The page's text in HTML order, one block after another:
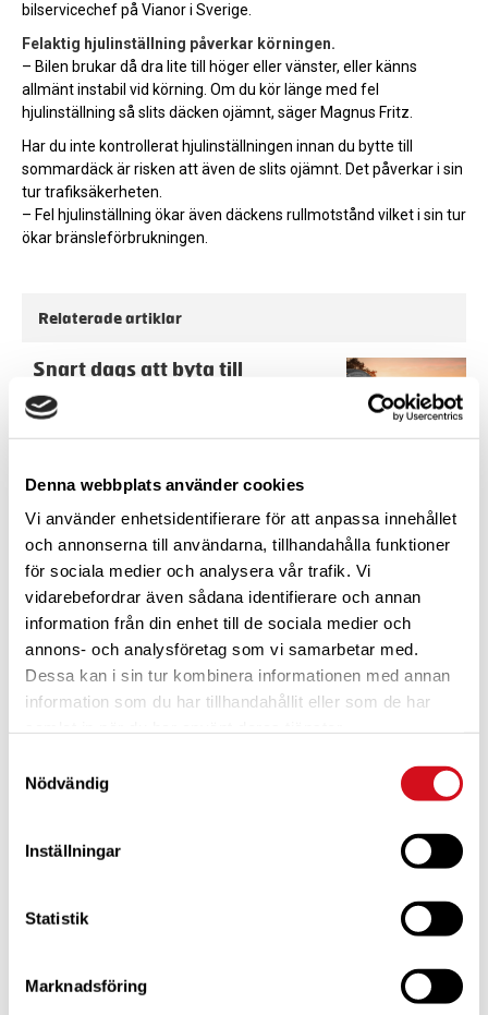
Denna webbplats använder cookies
Vi använder enhetsidentifierare för att anpassa innehållet
och annonserna till användarna, tillhandahålla funktioner
för sociala medier och analysera vår trafik. Vi
vidarebefordrar även sådana identifierare och annan
information från din enhet till de sociala medier och
annons- och analysföretag som vi samarbetar med.
Dessa kan i sin tur kombinera informationen med annan
information som du har tillhandahållit eller som de har
Nödvändig
Inställningar
Statistik
Marknadsföring
bilservicechef på Vianor i Sverige.
Felaktig hjulinställning påverkar körningen.
– Bilen brukar då dra lite till höger eller vänster, eller känns
allmänt instabil vid körning. Om du kör länge med fel
hjulinställning så slits däcken ojämnt, säger Magnus Fritz.
Har du inte kontrollerat hjulinställningen innan du bytte till
sommardäck är risken att även de slits ojämnt. Det påverkar i sin
tur trafiksäkerheten.
– Fel hjulinställning ökar även däckens rullmotstånd vilket i sin tur
ökar bränsleförbrukningen.
Relaterade artiklar
Snart dags att byta till
sommardäck
vinterdäck? Och vad betyder vinterväglag?
Här försöker vi räta ut frågetecknen.
Två häktade i husbilshärva
Lagan börjar klarna. Polisen har häktat två
personer, på sannolika skäl misstänkta för
bland annat grovt bedrägeri och
urkundsförfalskning. En man i 50-årsåldern
barnfamiljernas favorit
”Barnfamiljernas favoritmuseum” i